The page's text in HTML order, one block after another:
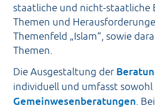
staatliche und nicht-staatliche
Themen und
Themenfeld „Islam“, sowie
Themen.
Die Ausgestaltung der
individuell und umfasst sowohl
Gemeinwesenberatungen . Bei